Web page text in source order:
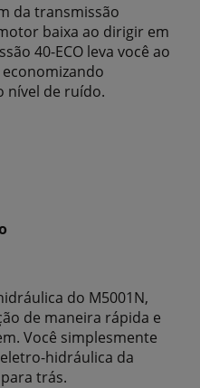
da transmissão
baixa ao dirigir em
40-ECO leva você ao
nível de ruído.
do M5001N,
de maneira rápida e
Você simplesmente
hidráulica da
trás.